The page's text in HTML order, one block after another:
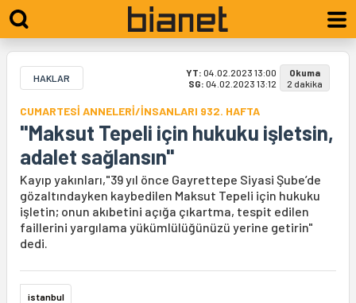
HAKLAR YT: 04.02.2023 13:00
SG: 04.02.2023 13:12
Okuma
2 dakika
CUMARTESİ ANNELERİ/İNSANLARI 932. HAFTA
"Maksut Tepeli için hukuku işletsin,
adalet sağlansın"
Kayıp yakınları,"39 yıl önce Gayrettepe Siyasi Şube’de
gözaltındayken kaybedilen Maksut Tepeli için hukuku
işletin; onun akıbetini açığa çıkartma, tespit edilen
faillerini yargılama yükümlülüğünüzü yerine getirin"
dedi.
istanbul